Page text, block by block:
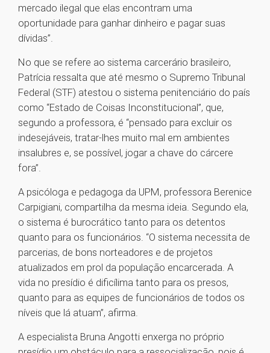
mercado ilegal que elas encontram uma
oportunidade para ganhar dinheiro e pagar suas
dívidas”.
No que se refere ao sistema carcerário brasileiro,
Patrícia ressalta que até mesmo o Supremo Tribunal
Federal (STF) atestou o sistema penitenciário do país
como “Estado de Coisas Inconstitucional”, que,
segundo a professora, é “pensado para excluir os
indesejáveis, tratar-lhes muito mal em ambientes
insalubres e, se possível, jogar a chave do cárcere
fora”.
A psicóloga e pedagoga da UPM, professora Berenice
Carpigiani, compartilha da mesma ideia. Segundo ela,
o sistema é burocrático tanto para os detentos
quanto para os funcionários. “O sistema necessita de
parcerias, de bons norteadores e de projetos
atualizados em prol da população encarcerada. A
vida no presídio é dificílima tanto para os presos,
quanto para as equipes de funcionários de todos os
níveis que lá atuam”, afirma.
A especialista Bruna Angotti enxerga no próprio